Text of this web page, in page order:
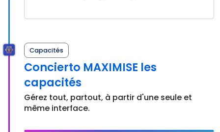
Capacités
Concierto MAXIMISE les
capacités
Gérez tout, partout, à partir d'une seule et
même interface.